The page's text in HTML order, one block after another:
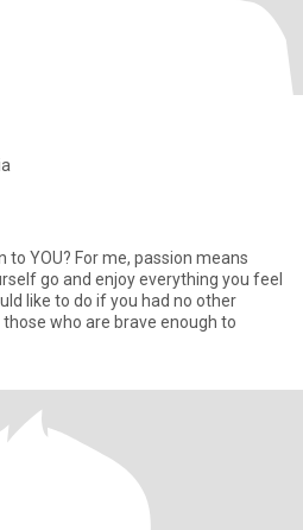
to YOU? For me, passion means
go and enjoy everything you feel
like to do if you had no other
who are brave enough to